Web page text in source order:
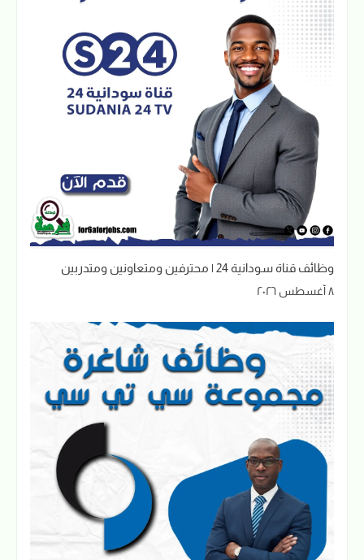
وظائف قناة سودانية 24 | محترفين ومتعاونين ومتدربين
٨ أغسطس ٢٠٢٦